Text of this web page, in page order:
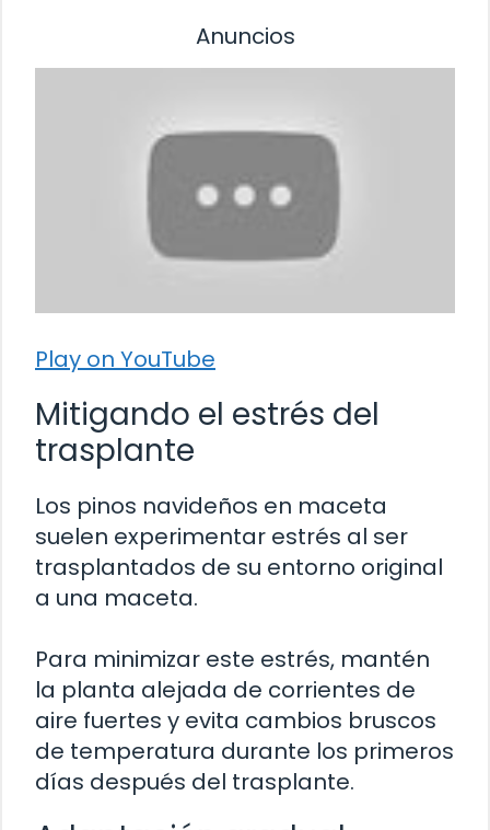
Anuncios
Play on YouTube
Mitigando el estrés del
trasplante
Los pinos navideños en maceta
suelen experimentar estrés al ser
trasplantados de su entorno original
a una maceta.
Para minimizar este estrés, mantén
la planta alejada de corrientes de
aire fuertes y evita cambios bruscos
de temperatura durante los primeros
días después del trasplante.